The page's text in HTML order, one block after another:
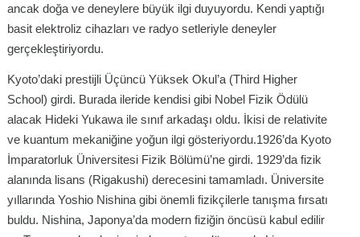
ancak doğa ve deneylere büyük ilgi duyuyordu. Kendi yaptığı
basit elektroliz cihazları ve radyo setleriyle deneyler
gerçekleştiriyordu.
Kyoto’daki prestijli Üçüncü Yüksek Okul’a (Third Higher
School) girdi. Burada ileride kendisi gibi Nobel Fizik Ödülü
alacak Hideki Yukawa ile sınıf arkadaşı oldu. İkisi de relativite
ve kuantum mekaniğine yoğun ilgi gösteriyordu.1926’da Kyoto
İmparatorluk Üniversitesi Fizik Bölümü’ne girdi. 1929’da fizik
alanında lisans (Rigakushi) derecesini tamamladı. Üniversite
yıllarında Yoshio Nishina gibi önemli fizikçilerle tanışma fırsatı
buldu. Nishina, Japonya’da modern fiziğin öncüsü kabul edilir